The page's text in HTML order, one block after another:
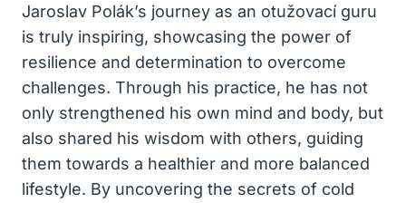
Jaroslav⁤ Polák’s​ journey as an otužovací​ guru
is ​truly inspiring, showcasing the power of
resilience and determination ⁣to overcome
‌challenges. Through his practice, he has not
‌only strengthened his own mind and body,⁤ but
also ⁣shared his wisdom with ​others, guiding
them towards a ⁢healthier⁣ and ‍more balanced
lifestyle. By uncovering the secrets ⁣of‌ cold